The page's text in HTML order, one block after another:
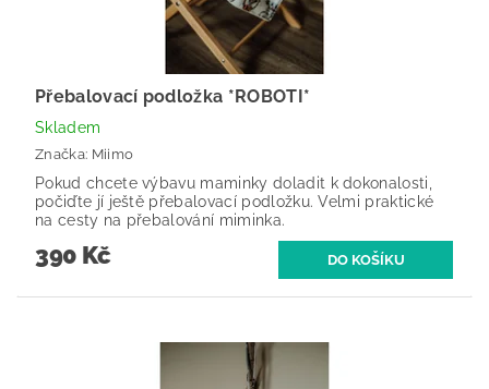
Přebalovací podložka *ROBOTI*
Skladem
Značka: Miimo
Pokud chcete výbavu maminky doladit k dokonalosti,
počiďte jí ještě přebalovací podložku. Velmi praktické
na cesty na přebalování miminka.
390 Kč